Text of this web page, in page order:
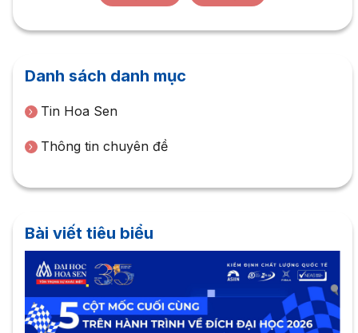
Danh sách danh mục
Tin Hoa Sen
Thông tin chuyên đề
Bài viết tiêu biểu